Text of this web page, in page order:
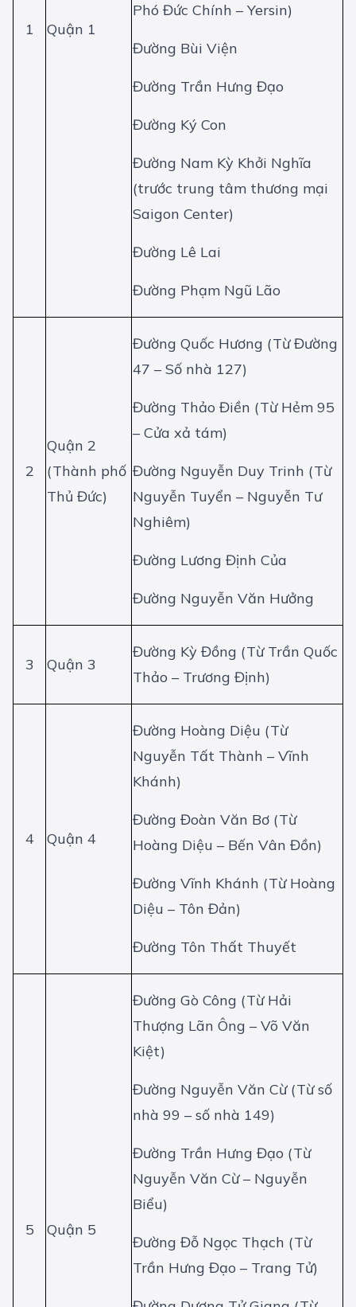
1 Quận 1
Phó Đức Chính – Yersin)
Đường Bùi Viện
Đường Trần Hưng Đạo
Đường Ký Con
Đường Nam Kỳ Khởi Nghĩa
(trước trung tâm thương mại
Saigon Center)
Đường Lê Lai
Đường Phạm Ngũ Lão
2
Quận 2
(Thành phố
Thủ Đức)
Đường Quốc Hương (Từ Đường
47 – Số nhà 127)
Đường Thảo Điền (Từ Hẻm 95
– Cửa xả tám)
Đường Nguyễn Duy Trinh (Từ
Nguyễn Tuyển – Nguyễn Tư
Nghiêm)
Đường Lương Định Của
Đường Nguyễn Văn Hưởng
3 Quận 3
Đường Kỳ Đồng (Từ Trần Quốc
Thảo – Trương Định)
4 Quận 4
Đường Hoàng Diệu (Từ
Nguyễn Tất Thành – Vĩnh
Khánh)
Đường Đoàn Văn Bơ (Từ
Hoàng Diệu – Bến Vân Đồn)
Đường Vĩnh Khánh (Từ Hoàng
Diệu – Tôn Đản)
Đường Tôn Thất Thuyết
5 Quận 5
Đường Gò Công (Từ Hải
Thượng Lãn Ông – Võ Văn
Kiệt)
Đường Nguyễn Văn Cừ (Từ số
nhà 99 – số nhà 149)
Đường Trần Hưng Đạo (Từ
Nguyễn Văn Cừ – Nguyễn
Biểu)
Đường Đỗ Ngọc Thạch (Từ
Trần Hưng Đạo – Trang Tử)